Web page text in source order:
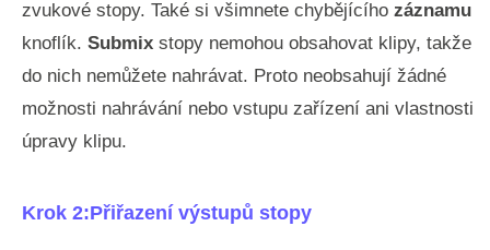
zvukové stopy. Také si všimnete chybějícího záznamu
knoflík. Submix stopy nemohou obsahovat klipy, takže
do nich nemůžete nahrávat. Proto neobsahují žádné
možnosti nahrávání nebo vstupu zařízení ani vlastnosti
úpravy klipu.
Krok 2:Přiřazení výstupů stopy